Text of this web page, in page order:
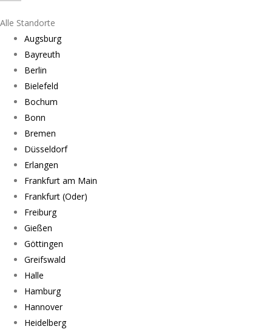
Alle Standorte
Augsburg
Bayreuth
Berlin
Bielefeld
Bochum
Bonn
Bremen
Düsseldorf
Erlangen
Frankfurt am Main
Frankfurt (Oder)
Freiburg
Gießen
Göttingen
Greifswald
Halle
Hamburg
Hannover
Heidelberg